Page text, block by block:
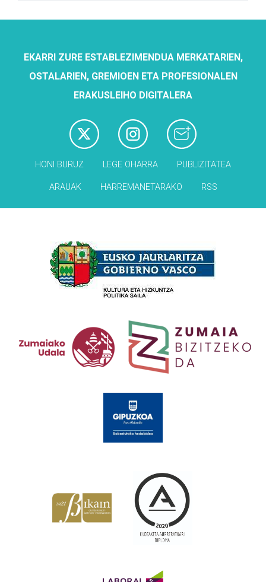
EKARRI ZURE ESTABLEZIMENDUA MERKATARIEN,
OSTALARIEN, GREMIOEN ETA PROFESIONALEN
ERAKUSLEIHO DIGITALERA
HONI BURUZ LEGE OHARRA PUBLIZITATEA
ARAUAK HARREMANETARAKO RSS